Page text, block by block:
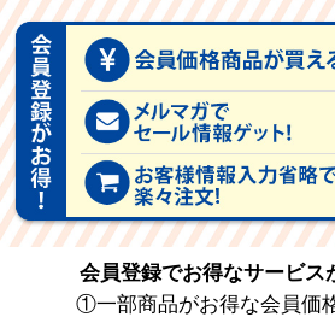
会員登録でお得なサービス
①一部商品がお得な会員価